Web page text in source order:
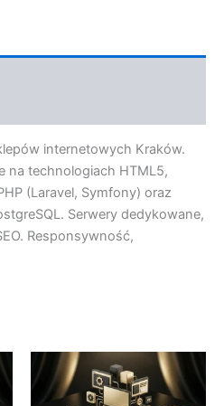
internetowych Kraków.
na technologiach HTML5,
(Laravel, Symfony) oraz
Serwery dedykowane,
Responsywność,